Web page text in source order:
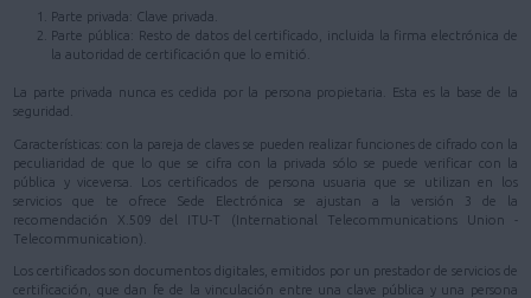
Parte privada: Clave privada.
Parte pública: Resto de datos del certificado, incluida la firma electrónica de
la autoridad de certificación que lo emitió.
La parte privada nunca es cedida por la persona propietaria. Esta es la base de la
seguridad.
Características: con la pareja de claves se pueden realizar funciones de cifrado con la
peculiaridad de que lo que se cifra con la privada sólo se puede verificar con la
pública y viceversa. Los certificados de persona usuaria que se utilizan en los
servicios que te ofrece Sede Electrónica se ajustan a la versión 3 de la
recomendación X.509 del ITU-T (International Telecommunications Union -
Telecommunication).
Los certificados son documentos digitales, emitidos por un prestador de servicios de
certificación, que dan fe de la vinculación entre una clave pública y una persona